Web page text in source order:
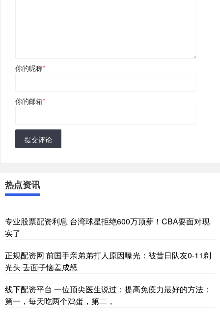
你的昵称*
你的邮箱*
提交评论
热点资讯
专业股票配资利息 台湾球星拒绝600万顶薪！CBA要面对现
实了
正规配资网 前国手亲弟弟打人原因曝光：被昔日队友0-11剃
光头 丢面子恼羞成怒
线下配资平台 一位顶尖医生说过：提高免疫力最好的方法：
第一，每天吃两个鸡蛋，第二，